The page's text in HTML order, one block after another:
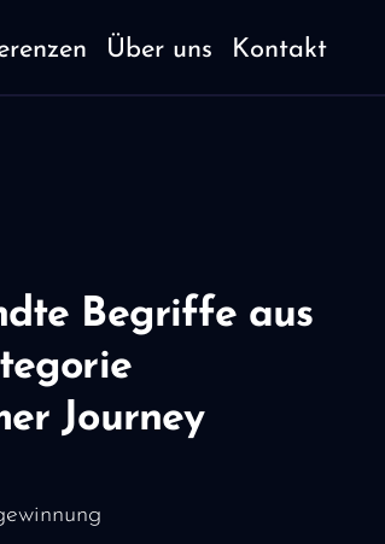
Über uns Kontakt
Begriffe aus
Journey